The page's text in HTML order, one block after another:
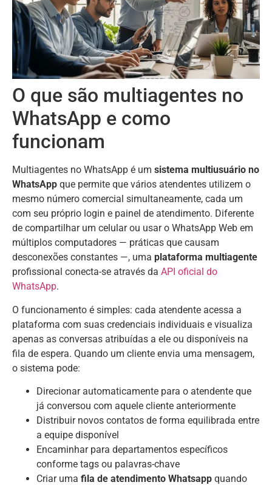
O que são multiagentes no
WhatsApp e como
funcionam
Multiagentes no WhatsApp é um sistema multiusuário no
WhatsApp que permite que vários atendentes utilizem o
mesmo número comercial simultaneamente, cada um
com seu próprio login e painel de atendimento. Diferente
de compartilhar um celular ou usar o WhatsApp Web em
múltiplos computadores — práticas que causam
desconexões constantes —, uma plataforma multiagente
profissional conecta-se através da API oficial do
WhatsApp.
O funcionamento é simples: cada atendente acessa a
plataforma com suas credenciais individuais e visualiza
apenas as conversas atribuídas a ele ou disponíveis na
fila de espera. Quando um cliente envia uma mensagem,
o sistema pode:
Direcionar automaticamente para o atendente que
já conversou com aquele cliente anteriormente
Distribuir novos contatos de forma equilibrada entre
a equipe disponível
Encaminhar para departamentos específicos
conforme tags ou palavras-chave
Criar uma fila de atendimento Whatsapp quando